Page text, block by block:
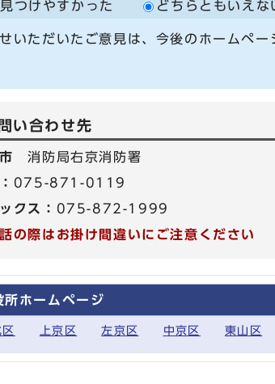
見つけやすかった
どちらともいえな
いただいたご意見は、今後のホームペー
い合わせ先
市消防局右京消防署
075-871-0119
クス： 075-872-1999
の際はお掛け間違いにご注意ください
所ホームページ
区 上京区 左京区 中京区 東山区